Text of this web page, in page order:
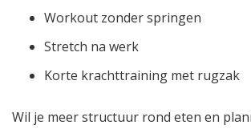
Workout zonder springen
Stretch na werk
Korte krachttraining met rugzak
Wil je meer structuur rond eten en